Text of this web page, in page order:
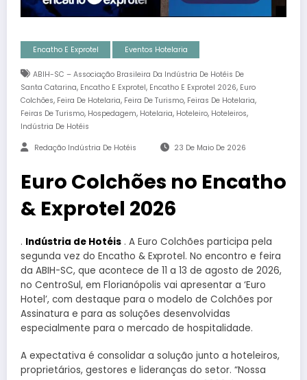
Encatho E Exprotel Eventos Hotelaria
ABIH-SC – Associação Brasileira Da Indústria De Hotéis De
Santa Catarina, Encatho E Exprotel, Encatho E Exprotel 2026, Euro
Colchões, Feira De Hotelaria, Feira De Turismo, Feiras De Hotelaria,
Feiras De Turismo, Hospedagem, Hotelaria, Hoteleiro, Hoteleiros,
Indústria De Hotéis
Redação Indústria De Hotéis 23 De Maio De 2026
Euro Colchões no Encatho
& Exprotel 2026
. Indústria de Hotéis . A Euro Colchões participa pela
segunda vez do Encatho & Exprotel. No encontro e feira
da ABIH-SC, que acontece de 11 a 13 de agosto de 2026,
no CentroSul, em Florianópolis vai apresentar a ‘Euro
Hotel’, com destaque para o modelo de Colchões por
Assinatura e para as soluções desenvolvidas
especialmente para o mercado de hospitalidade.
A expectativa é consolidar a solução junto a hoteleiros,
proprietários, gestores e lideranças do setor. “Nossa